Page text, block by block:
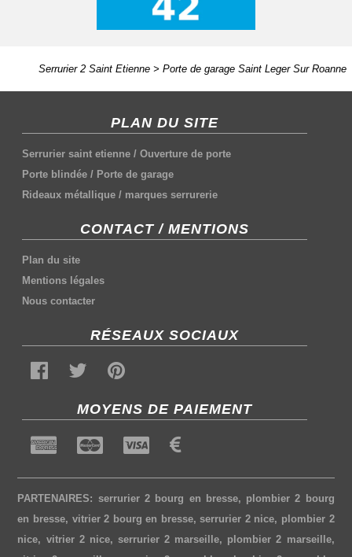
Serrurier 2 Saint Etienne> Porte de garage Saint Leger Sur Roanne
PLAN DU SITE
Serrurier saint etienne /Ouverture de porte
Porte blindée / Porte de garage
Rideaux métallique / marques serrurerie
CONTACT / MENTIONS
Plan du site
Mentions légales
Nous contacter
RÉSEAUX SOCIAUX
MOYENS DE PAIEMENT
PARTENAIRES: serrurier 2 bourg en bresse, plombier 2 bourg
en bresse, vitrier 2 bourg en bresse,serrurier 2 nice, plombier 2
nice, vitrier 2 nice, serrurier 2 marseille, plombier 2 marseille,